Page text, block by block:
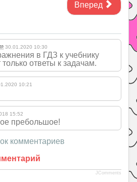
Вперед
30.01.2020 10:30
в ГДЗ к учебнику
только ответы к задачам.
10:21
15:52
пребольшое!
комментариев
JComments